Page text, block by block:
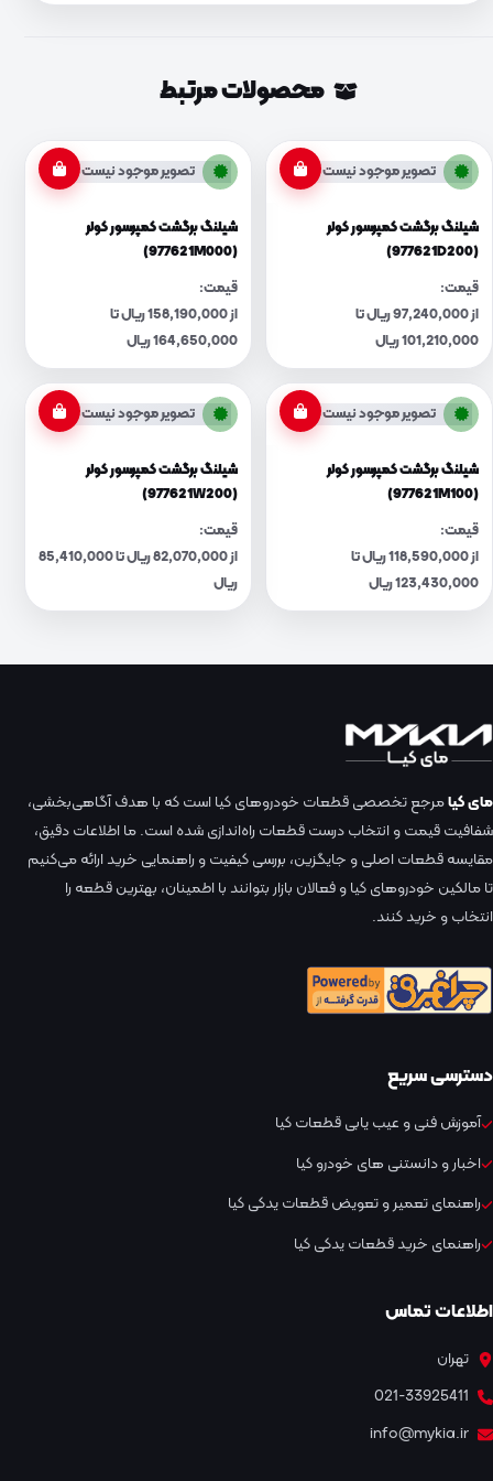
محصولات مرتبط
تصویر موجود نیست
شیلنگ برگشت کمپرسور کولر
(977621D200)
قیمت:
از 97,240,000 ریال تا
101,210,000 ریال
تصویر موجود نیست
شیلنگ برگشت کمپرسور کولر
(977621M000)
قیمت:
از 158,190,000 ریال تا
164,650,000 ریال
تصویر موجود نیست
شیلنگ برگشت کمپرسور کولر
(977621M100)
قیمت:
از 118,590,000 ریال تا
123,430,000 ریال
تصویر موجود نیست
شیلنگ برگشت کمپرسور کولر
(977621W200)
قیمت:
از 82,070,000 ریال تا 85,410,000
ریال
مای کیامرجع تخصصی قطعات خودروهای کیا است که با هدف آگاهی‌بخشی،
شفافیت قیمت و انتخاب درست قطعات راه‌اندازی شده است. ما اطلاعات دقیق،
مقایسه قطعات اصلی و جایگزین، بررسی کیفیت و راهنمایی خرید ارائه می‌کنیم
تا مالکین خودروهای کیا و فعالان بازار بتوانند با اطمینان، بهترین قطعه را
انتخاب و خرید کنند.
دسترسی سریع
آموزش فنی و عیب یابی قطعات کیا
اخبار و دانستنی های خودرو کیا
راهنمای تعمیر و تعویض قطعات یدکی کیا
راهنمای خرید قطعات یدکی کیا
اطلاعات تماس
تهران
021-33925411
info@mykia.ir